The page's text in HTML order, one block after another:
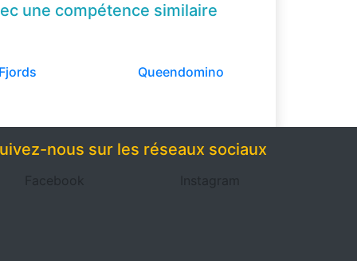
une compétence similaire
Fjords Queendomino
nous sur les réseaux sociaux
Facebook Instagram